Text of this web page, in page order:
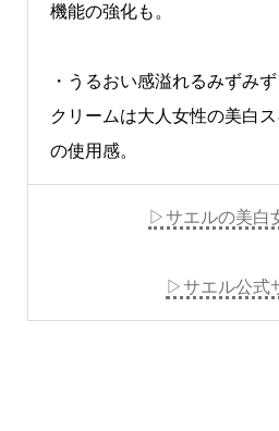
機能の強化も。
・うるおい感溢れるみずみ
クリームは大人女性の美白
の使用感。
▷サエルの美白
▷サエル公式